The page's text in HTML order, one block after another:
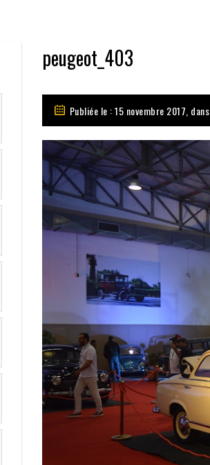
peugeot_403
Publiée le : 15 novembre 2017, dans